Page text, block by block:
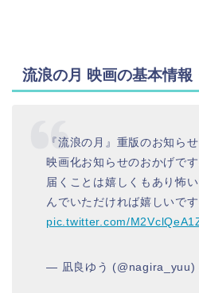
流浪の月 映画の基本情報
『流浪の月』重版のお知ら
映画化お知らせのおかげで
届くことは嬉しくもあり怖
んでいただければ嬉しいです
pic.twitter.com/
— 凪良ゆう (@nagira_yuu)